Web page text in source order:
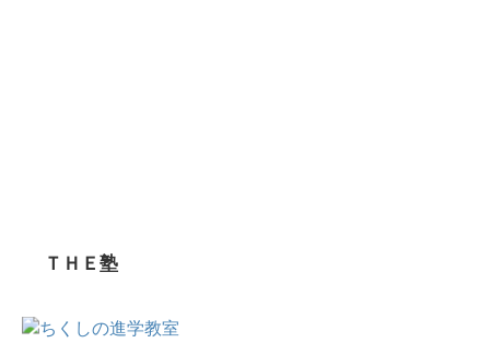
ＴＨＥ塾